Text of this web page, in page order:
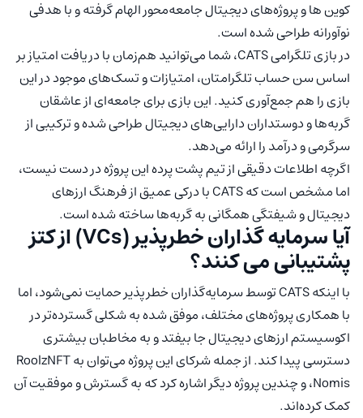
کوین ها و پروژه‌های دیجیتال جامعه‌محور الهام گرفته و با هدفی
نوآورانه طراحی شده است.
در بازی تلگرامی CATS، شما می‌توانید هم‌زمان با دریافت امتیاز بر
اساس سن حساب تلگرامتان، امتیازات و تسک‌های موجود در این
بازی را هم جمع‌آوری کنید. این بازی برای جامعه‌ای از عاشقان
گربه‌ها و دوستداران دارایی‌های دیجیتال طراحی شده و ترکیبی از
سرگرمی و درآمد را ارائه می‌دهد.
اگرچه اطلاعات دقیقی از تیم پشت پرده این پروژه در دست نیست،
اما مشخص است که CATS با درکی عمیق از فرهنگ ارزهای
دیجیتال و شیفتگی همگانی به گربه‌ها ساخته شده است.
آیا سرمایه گذاران خطرپذیر (VCs) از کتز
پشتیبانی می کنند؟
با اینکه CATS توسط سرمایه‌گذاران خطرپذیر حمایت نمی‌شود، اما
با همکاری پروژه‌های مختلف، موفق شده به شکلی گسترده‌تر در
اکوسیستم ارزهای دیجیتال جا بیفتد و به مخاطبان بیشتری
دسترسی پیدا کند. از جمله شرکای این پروژه می‌توان به RoolzNFT
،Nomis و چندین پروژه دیگر اشاره کرد که به گسترش و موفقیت آن
کمک کرده‌اند.